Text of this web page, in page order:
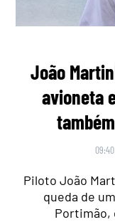
João
avioneta
Piloto João
queda de
Portimão,